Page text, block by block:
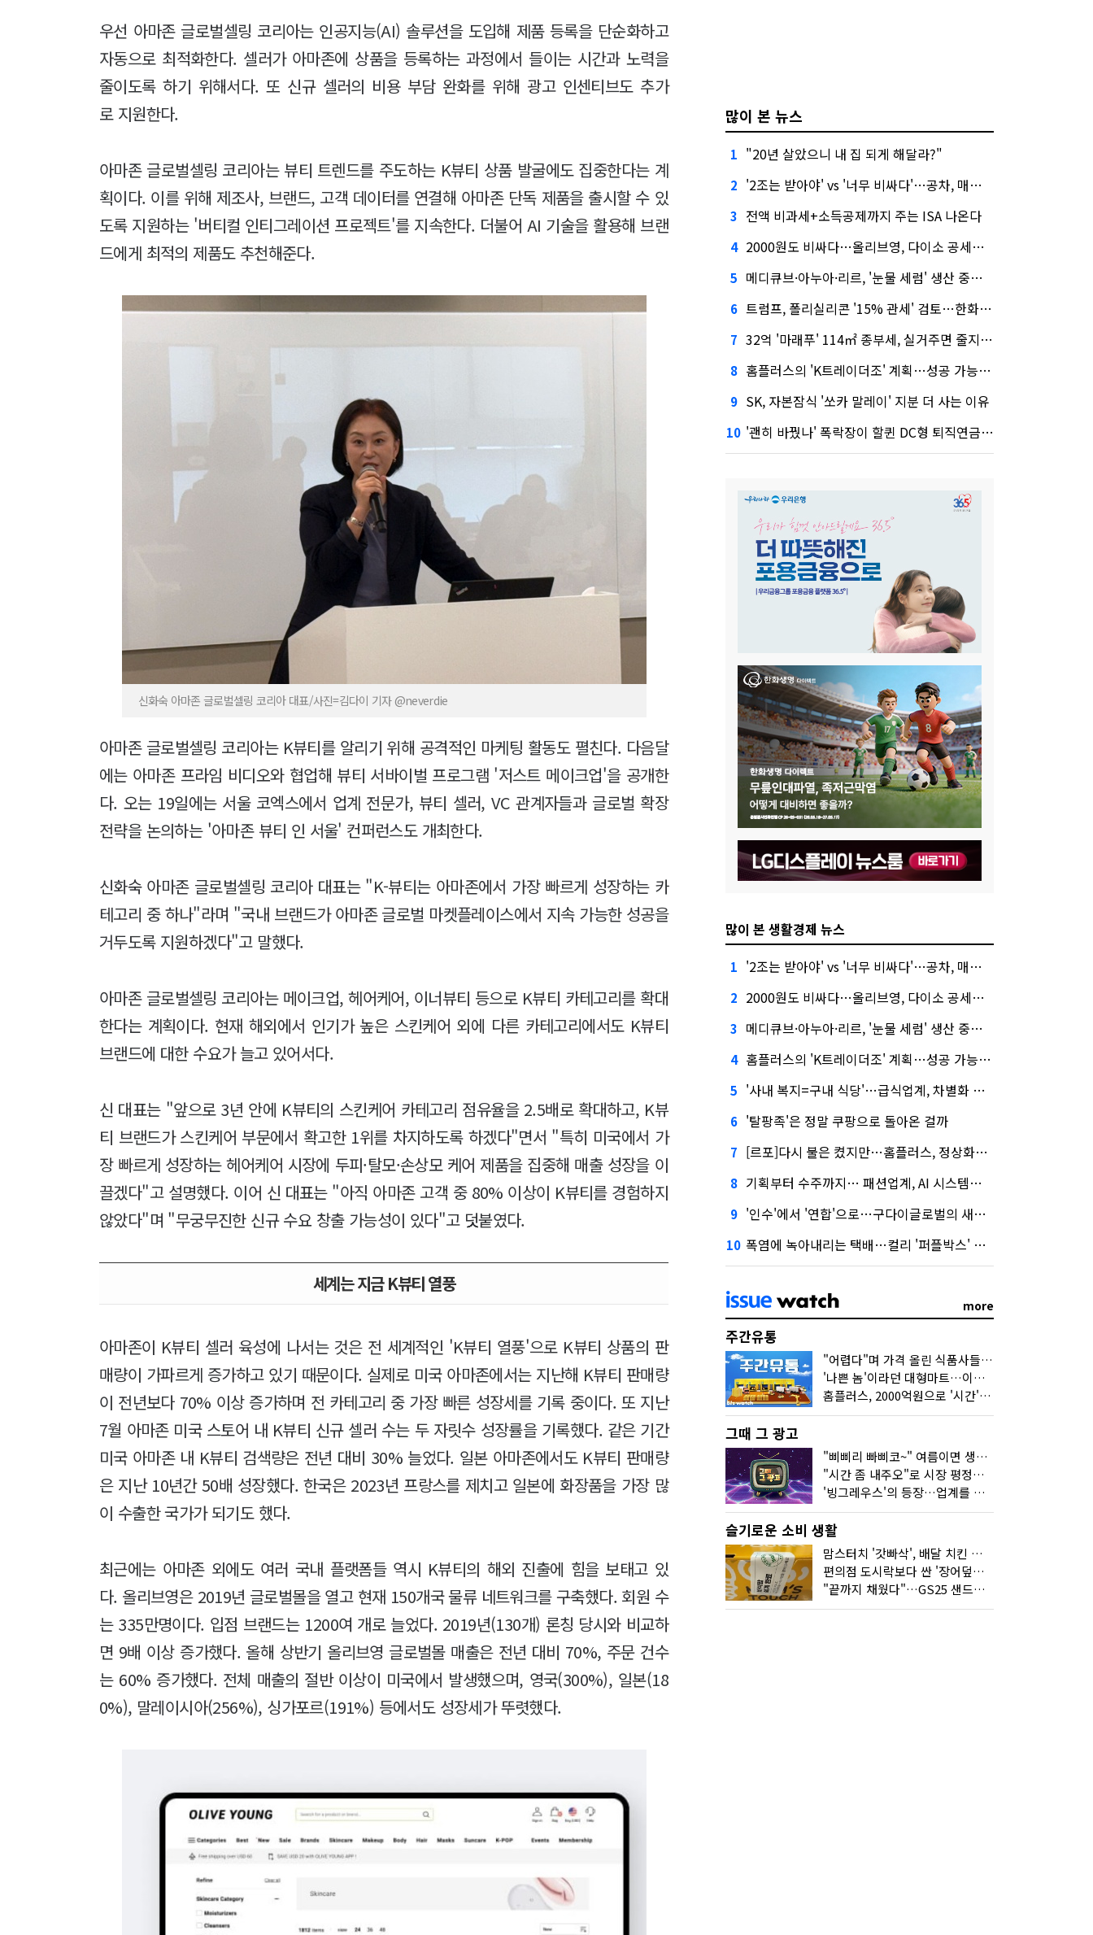
우선 아마존 글로벌셀링 코리아는 인공지능(AI) 솔루션을 도입해 제품 등록을 단순화하고
자동으로 최적화한다. 셀러가 아마존에 상품을 등록하는 과정에서 들이는 시간과 노력을
줄이도록 하기 위해서다. 또 신규 셀러의 비용 부담 완화를 위해 광고 인센티브도 추가
로 지원한다.
아마존 글로벌셀링 코리아는 뷰티 트렌드를 주도하는 K뷰티 상품 발굴에도 집중한다는 계
획이다. 이를 위해 제조사, 브랜드, 고객 데이터를 연결해 아마존 단독 제품을 출시할 수 있
도록 지원하는 '버티컬 인티그레이션 프로젝트'를 지속한다. 더불어 AI 기술을 활용해 브랜
드에게 최적의 제품도 추천해준다.
신화숙 아마존 글로벌셀링 코리아 대표/사진=김다이 기자 @neverdie
아마존 글로벌셀링 코리아는 K뷰티를 알리기 위해 공격적인 마케팅 활동도 펼친다. 다음달
에는 아마존 프라임 비디오와 협업해 뷰티 서바이벌 프로그램 '저스트 메이크업'을 공개한
다. 오는 19일에는 서울 코엑스에서 업계 전문가, 뷰티 셀러, VC 관계자들과 글로벌 확장
전략을 논의하는 '아마존 뷰티 인 서울' 컨퍼런스도 개최한다.
신화숙 아마존 글로벌셀링 코리아 대표는 "K-뷰티는 아마존에서 가장 빠르게 성장하는 카
테고리 중 하나"라며 "국내 브랜드가 아마존 글로벌 마켓플레이스에서 지속 가능한 성공을
거두도록 지원하겠다"고 말했다.
아마존 글로벌셀링 코리아는 메이크업, 헤어케어, 이너뷰티 등으로 K뷰티 카테고리를 확대
한다는 계획이다. 현재 해외에서 인기가 높은 스킨케어 외에 다른 카테고리에서도 K뷰티
브랜드에 대한 수요가 늘고 있어서다.
신 대표는 "앞으로 3년 안에 K뷰티의 스킨케어 카테고리 점유율을 2.5배로 확대하고, K뷰
티 브랜드가 스킨케어 부문에서 확고한 1위를 차지하도록 하겠다"면서 "특히 미국에서 가
장 빠르게 성장하는 헤어케어 시장에 두피·탈모·손상모 케어 제품을 집중해 매출 성장을 이
끌겠다"고 설명했다. 이어 신 대표는 "아직 아마존 고객 중 80% 이상이 K뷰티를 경험하지
않았다"며 "무궁무진한 신규 수요 창출 가능성이 있다"고 덧붙였다.
세계는 지금 K뷰티 열풍
아마존이 K뷰티 셀러 육성에 나서는 것은 전 세계적인 'K뷰티 열풍'으로 K뷰티 상품의 판
매량이 가파르게 증가하고 있기 때문이다. 실제로 미국 아마존에서는 지난해 K뷰티 판매량
이 전년보다 70% 이상 증가하며 전 카테고리 중 가장 빠른 성장세를 기록 중이다. 또 지난
7월 아마존 미국 스토어 내 K뷰티 신규 셀러 수는 두 자릿수 성장률을 기록했다. 같은 기간
미국 아마존 내 K뷰티 검색량은 전년 대비 30% 늘었다. 일본 아마존에서도 K뷰티 판매량
은 지난 10년간 50배 성장했다. 한국은 2023년 프랑스를 제치고 일본에 화장품을 가장 많
이 수출한 국가가 되기도 했다.
최근에는 아마존 외에도 여러 국내 플랫폼들 역시 K뷰티의 해외 진출에 힘을 보태고 있
다. 올리브영은 2019년 글로벌몰을 열고 현재 150개국 물류 네트워크를 구축했다. 회원 수
는 335만명이다. 입점 브랜드는 1200여 개로 늘었다. 2019년(130개) 론칭 당시와 비교하
면 9배 이상 증가했다. 올해 상반기 올리브영 글로벌몰 매출은 전년 대비 70%, 주문 건수
는 60% 증가했다. 전체 매출의 절반 이상이 미국에서 발생했으며, 영국(300%), 일본(18
0%), 말레이시아(256%), 싱가포르(191%) 등에서도 성장세가 뚜렷했다.
많이 본 뉴스
1 "20년 살았으니 내 집 되게 해달라?"
2 '2조는 받아야' vs '너무 비싸다'…공차, 매각 성공할까
3 전액 비과세+소득공제까지 주는 ISA 나온다
4 2000원도 비싸다…올리브영, 다이소 공세에 '가성비'로 맞불
5 메디큐브·아누아·리르, '눈물 세럼' 생산 중단한다
6 트럼프, 폴리실리콘 '15% 관세' 검토…한화큐셀·OCI 영향은?
7 32억 '마래푸' 114㎡ 종부세, 실거주면 줄지만 안 살면 2.5배
8 홈플러스의 'K트레이더조' 계획…성공 가능성은 '글쎄'
9 SK, 자본잠식 '쏘카 말레이' 지분 더 사는 이유
10 '괜히 바꿨나' 폭락장이 할퀸 DC형 퇴직연금…전문가 조언은
많이 본 생활경제 뉴스
1 '2조는 받아야' vs '너무 비싸다'…공차, 매각 성공할까
2 2000원도 비싸다…올리브영, 다이소 공세에 '가성비'로 맞불
3 메디큐브·아누아·리르, '눈물 세럼' 생산 중단한다
4 홈플러스의 'K트레이더조' 계획…성공 가능성은 '글쎄'
5 '사내 복지=구내 식당'…급식업계, 차별화 경쟁 본격화
6 '탈팡족'은 정말 쿠팡으로 돌아온 걸까
7 [르포]다시 불은 켰지만…홈플러스, 정상화까진 '까마득'
8 기획부터 수주까지… 패션업계, AI 시스템화 박차
9 '인수'에서 '연합'으로…구다이글로벌의 새로운 투자법
10 폭염에 녹아내리는 택배…컬리 '퍼플박스' 대안 될까
more
주간유통
"어렵다"며 가격 올린 식품사들…진짜 어려운 거 맞아?
'나쁜 놈'이라던 대형마트…이젠 '불쌍한 놈' 됐다
홈플러스, 2000억원으로 '시간'을 샀다
그때 그 광고
"삐삐리 빠삐코~" 여름이면 생각나는 그 노래
"시간 좀 내주오"로 시장 평정한 하이마트
'빙그레우스'의 등장…업계를 흔든 '세계관' 마케팅
슬기로운 소비 생활
맘스터치 '갓빠삭', 배달 치킨 선입견을 바꿨다
편의점 도시락보다 싼 '장어덮밥'…오뚜기가 해냈다
"끝까지 채웠다"…GS25 샌드위치의 달라진 '속'사정